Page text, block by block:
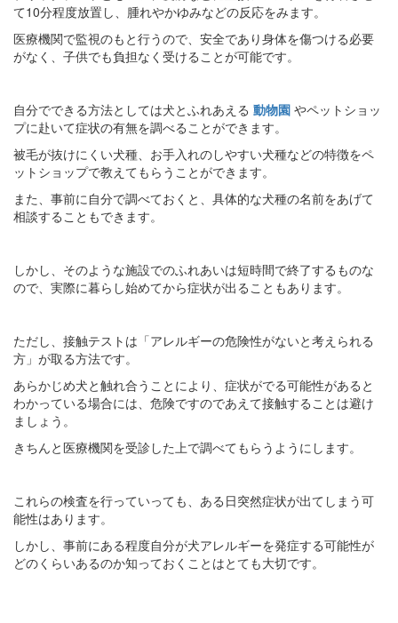
て10分程度放置し、腫れやかゆみなどの反応をみます。
医療機関で監視のもと行うので、安全であり身体を傷つける必要
がなく、子供でも負担なく受けることが可能です。
自分でできる方法としては犬とふれあえる 動物園 やペットショッ
プに赴いて症状の有無を調べることができます。
被毛が抜けにくい犬種、お手入れのしやすい犬種などの特徴をペ
ットショップで教えてもらうことができます。
また、事前に自分で調べておくと、具体的な犬種の名前をあげて
相談することもできます。
しかし、そのような施設でのふれあいは短時間で終了するものな
ので、実際に暮らし始めてから症状が出ることもあります。
ただし、接触テストは「アレルギーの危険性がないと考えられる
方」が取る方法です。
あらかじめ犬と触れ合うことにより、症状がでる可能性があると
わかっている場合には、危険ですのであえて接触することは避け
ましょう。
きちんと医療機関を受診した上で調べてもらうようにします。
これらの検査を行っていっても、ある日突然症状が出てしまう可
能性はあります。
しかし、事前にある程度自分が犬アレルギーを発症する可能性が
どのくらいあるのか知っておくことはとても大切です。